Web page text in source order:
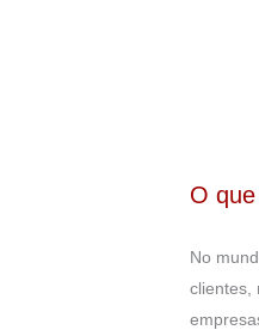
O
No
clientes,